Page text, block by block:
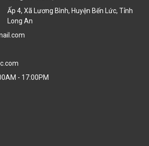
Ấp 4, Xã Lương Bình, Huyện Bến Lức, Tỉnh
Long An
- 17:00PM